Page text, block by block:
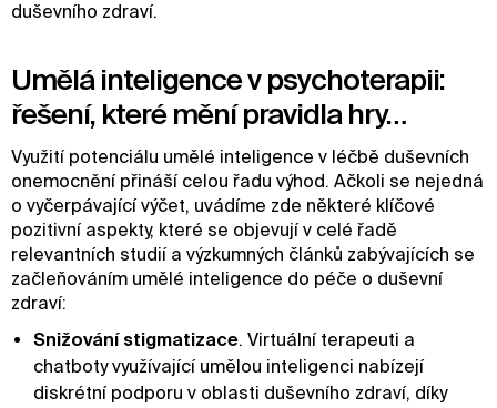
duševního zdraví.
Umělá inteligence v psychoterapii:
řešení, které mění pravidla hry…
Využití potenciálu umělé inteligence v léčbě duševních
onemocnění přináší celou řadu výhod. Ačkoli se nejedná
o vyčerpávající výčet, uvádíme zde některé klíčové
pozitivní aspekty, které se objevují v celé řadě
relevantních studií a výzkumných článků zabývajících se
začleňováním umělé inteligence do péče o duševní
zdraví:
Snižování stigmatizace. Virtuální terapeuti a
chatboty využívající umělou inteligenci nabízejí
diskrétní podporu v oblasti duševního zdraví, díky